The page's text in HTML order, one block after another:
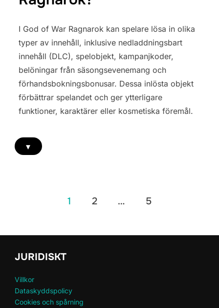
I God of War Ragnarok kan spelare lösa in olika
typer av innehåll, inklusive nedladdningsbart
innehåll (DLC), spelobjekt, kampanjkoder,
belöningar från säsongsevenemang och
förhandsbokningsbonusar. Dessa inlösta objekt
förbättrar spelandet och ger ytterligare
funktioner, karaktärer eller kosmetiska föremål.
▾
1 2 … 5
JURIDISKT
Villkor
Dataskyddspolicy
Cookies och spårning